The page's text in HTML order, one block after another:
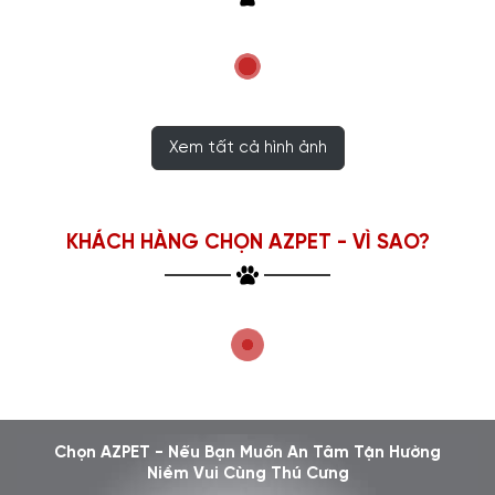
Xem tất cả hình ảnh
KHÁCH HÀNG CHỌN AZPET - VÌ SAO?
Chọn AZPET - Nếu Bạn Muốn An Tâm Tận Hưởng
Niềm Vui Cùng Thú Cưng